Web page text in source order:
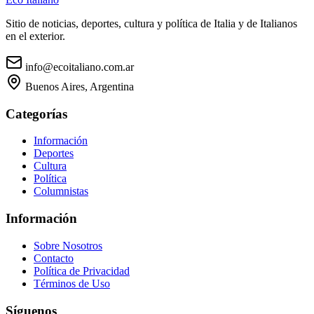
Sitio de noticias, deportes, cultura y política de Italia y de Italianos
en el exterior.
info@ecoitaliano.com.ar
Buenos Aires, Argentina
Categorías
Información
Deportes
Cultura
Política
Columnistas
Información
Sobre Nosotros
Contacto
Política de Privacidad
Términos de Uso
Síguenos